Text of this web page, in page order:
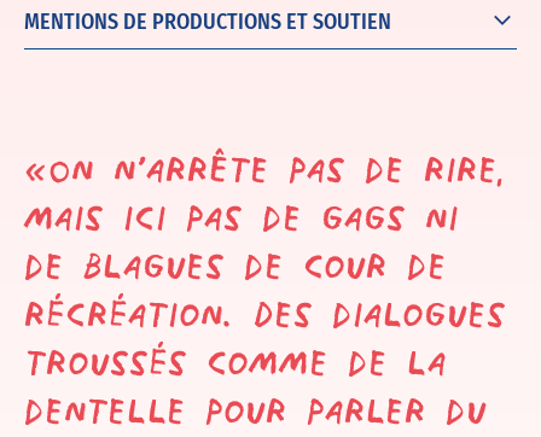
MENTIONS DE PRODUCTIONS ET SOUTIEN
«On n’arrête pas de rire,
mais ici pas de gags ni
de blagues de cour de
récréation. Des dialogues
troussés comme de la
dentelle pour parler du